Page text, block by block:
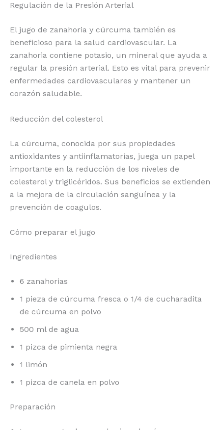
Regulación de la Presión Arterial
El jugo de zanahoria y cúrcuma también es
beneficioso para la salud cardiovascular. La
zanahoria contiene potasio, un mineral que ayuda a
regular la presión arterial. Esto es vital para prevenir
enfermedades cardiovasculares y mantener un
corazón saludable.
Reducción del colesterol
La cúrcuma, conocida por sus propiedades
antioxidantes y antiinflamatorias, juega un papel
importante en la reducción de los niveles de
colesterol y triglicéridos. Sus beneficios se extienden
a la mejora de la circulación sanguínea y la
prevención de coagulos.
Cómo preparar el jugo
Ingredientes
6 zanahorias
1 pieza de cúrcuma fresca o 1/4 de cucharadita
de cúrcuma en polvo
500 ml de agua
1 pizca de pimienta negra
1 limón
1 pizca de canela en polvo
Preparación